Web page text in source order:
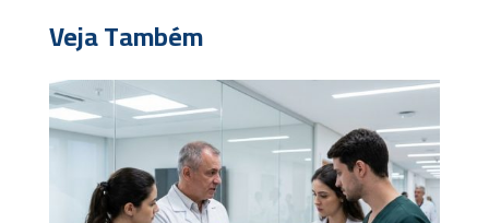
Veja Também